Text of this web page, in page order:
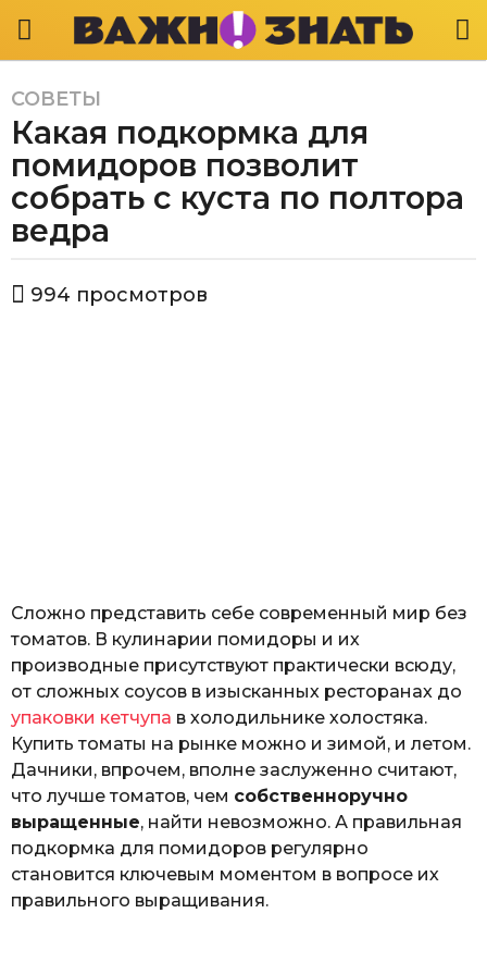
2
г
д
а
a
o
2
СОВЕТЫ
Какая подкормка для
помидоров позволит
собрать с куста по полтора
ведра
в
994 просмотров
Сложно представить себе современный мир без
томатов. В кулинарии помидоры и их
производные присутствуют практически всюду,
от сложных соусов в изысканных ресторанах до
упаковки кетчупа в холодильнике холостяка.
Купить томаты на рынке можно и зимой, и летом.
Дачники, впрочем, вполне заслуженно считают,
что лучше томатов, чем собственноручно
выращенные, найти невозможно. А правильная
подкормка для помидоров регулярно
становится ключевым моментом в вопросе их
правильного выращивания.